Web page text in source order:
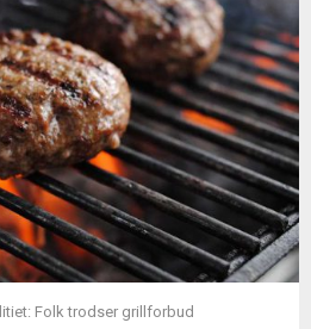
Folk trodser grillforbud